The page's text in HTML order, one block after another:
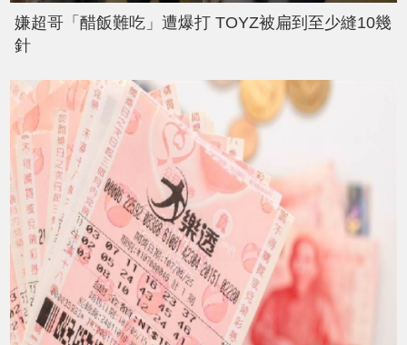
嫌超哥「醋飯難吃」遭爆打 TOYZ被扁到至少縫10幾
針